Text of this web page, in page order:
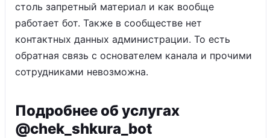
столь запретный материал и как вообще
работает бот. Также в сообществе нет
контактных данных администрации. То есть
обратная связь с основателем канала и прочими
сотрудниками невозможна.
Подробнее об услугах
@chek_shkura_bot